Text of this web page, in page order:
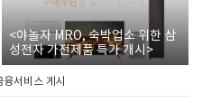
<야놀자 MRO, 숙박업소 위한 삼
성전자 가전제품 특가 개시>
서비스 게시